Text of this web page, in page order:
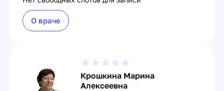
О враче
Крошкина Марина
Алексеевна